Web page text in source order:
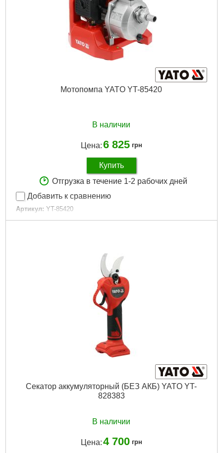
Мотопомпа YATO YT-85420
В наличии
Цена:6 825 грн
Купить
Отгрузка в течение 1-2 рабочих дней
Добавить к сравнению
Артикул: YT-85420
Код товара: 30.87.55
Секатор аккумуляторный (БЕЗ АКБ) YATO YT-
828383
В наличии
Цена:4 700 грн